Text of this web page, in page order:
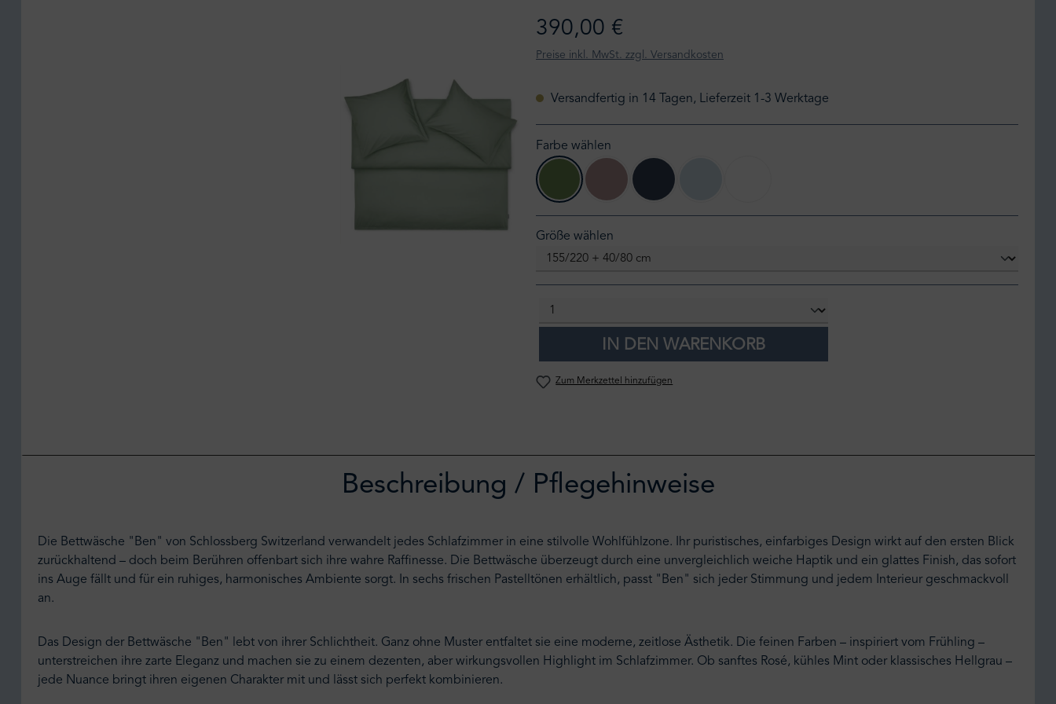
390,00 €
Preise inkl. MwSt. zzgl. Versandkosten
Versandfertig in 14 Tagen, Lieferzeit 1-3 Werktage
Farbe wählen
leaf mauve
Größe wählen
IN DEN WARENKORB
Zum Merkzettel hinzufügen
Beschreibung / Pflegehinweise
Die Bettwäsche "Ben" von Schlossberg Switzerland verwandelt jedes Schlafzimmer in eine stilvolle Wohlfühlzone. Ihr puristisches, einfarbiges Design wirkt auf den ersten Blick
zurückhaltend – doch beim Berühren offenbart sich ihre wahre Raffinesse. Die Bettwäsche überzeugt durch eine unvergleichlich weiche Haptik und ein glattes Finish, das sofort
ins Auge fällt und für ein ruhiges, harmonisches Ambiente sorgt. In sechs frischen Pastelltönen erhältlich, passt "Ben" sich jeder Stimmung und jedem Interieur geschmackvoll
an.
Das Design der Bettwäsche "Ben" lebt von ihrer Schlichtheit. Ganz ohne Muster entfaltet sie eine moderne, zeitlose Ästhetik. Die feinen Farben – inspiriert vom Frühling –
unterstreichen ihre zarte Eleganz und machen sie zu einem dezenten, aber wirkungsvollen Highlight im Schlafzimmer. Ob sanftes Rosé, kühles Mint oder klassisches Hellgrau –
jede Nuance bringt ihren eigenen Charakter mit und lässt sich perfekt kombinieren.